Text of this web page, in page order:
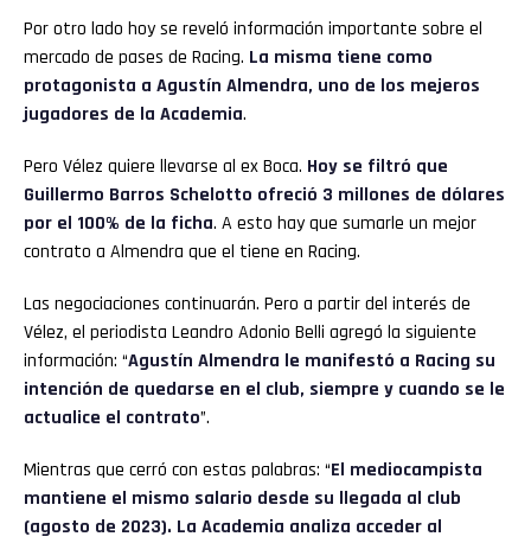
Por otro lado hoy se reveló información importante sobre el
mercado de pases de Racing. La misma tiene como
protagonista a Agustín Almendra, uno de los mejeros
jugadores de la Academia.
Pero Vélez quiere llevarse al ex Boca. Hoy se filtró que
Guillermo Barros Schelotto ofreció 3 millones de dólares
por el 100% de la ficha. A esto hay que sumarle un mejor
contrato a Almendra que el tiene en Racing.
Las negociaciones continuarán. Pero a partir del interés de
Vélez, el periodista Leandro Adonio Belli agregó la siguiente
información: “Agustín Almendra le manifestó a Racing su
intención de quedarse en el club, siempre y cuando se le
actualice el contrato”.
Mientras que cerró con estas palabras: “El mediocampista
mantiene el mismo salario desde su llegada al club
(agosto de 2023). La Academia analiza acceder al